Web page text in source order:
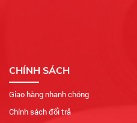
CHÍNH SÁCH
Giao hàng nhanh chóng
Chính sách đổi trả